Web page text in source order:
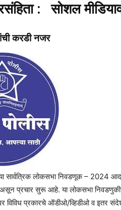
: सोशल
करडी नजर
सार्वत्रिक लोकसभा निवडणूक – 2024
असून प्रचार सुरू आहे. या लोकसभा
विविध प्रकारचे ऑडीओ/व्हिडीओ व इतर